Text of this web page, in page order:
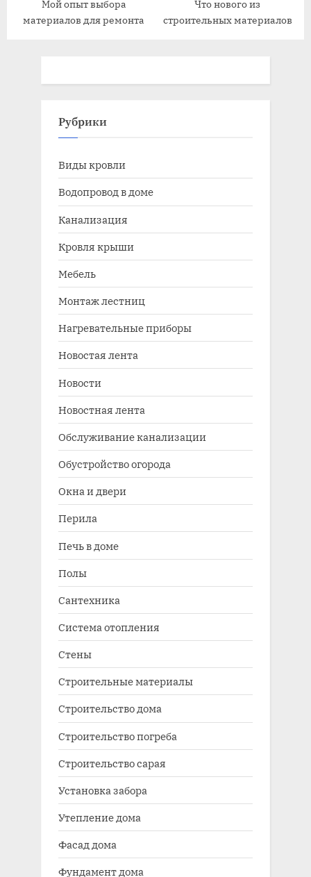
Мой опыт выбора
материалов для ремонта
Что нового из
строительных материалов
Рубрики
Виды кровли
Водопровод в доме
Канализация
Кровля крыши
Мебель
Монтаж лестниц
Нагревательные приборы
Новостая лента
Новости
Новостная лента
Обслуживание канализации
Обустройство огорода
Окна и двери
Перила
Печь в доме
Полы
Сантехника
Система отопления
Стены
Строительные материалы
Строительство дома
Строительство погреба
Строительство сарая
Установка забора
Утепление дома
Фасад дома
Фундамент дома